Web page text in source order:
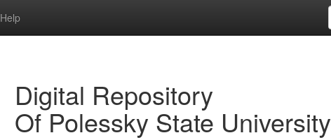
Help
Digital Repository
Of Polessky State University